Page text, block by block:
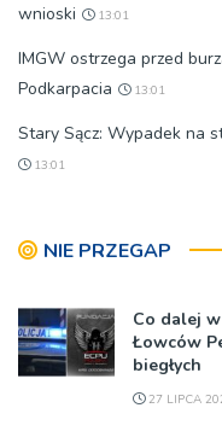
wnioski
13:01
IMGW ostrzega przed
Podkarpacia
13:01
Stary Sącz: Wypadek na
13:01
NIE PRZEGAP
Co dalej
Łowców
biegłych
27 LIPCA